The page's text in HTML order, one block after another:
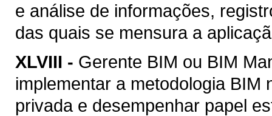
e análise de informações,
das quais se mensura a
XLVIII - Gerente BIM ou BIM
implementar a metodologia BIM
privada e desempenhar papel